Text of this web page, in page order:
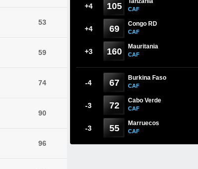
53
59
74
90
96
+4 105 CAF
+4 69 Congo RD
CAF
+3 160 Mauritania
CAF
-4 67 Burkina Faso
CAF
-3 72 Cabo Verde
CAF
-3 55 Marruecos
CAF